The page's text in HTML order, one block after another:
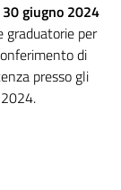
giugno 2024
graduatorie per
di
presso gli